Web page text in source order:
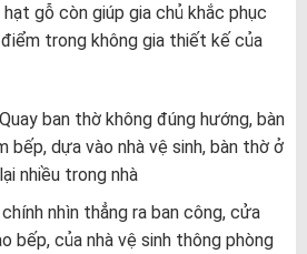
gỗ còn giúp gia chủ khắc phục
trong không gia thiết kế của
ban thờ không đúng hướng, bàn
bếp, dựa vào nhà vệ sinh, bàn thờ ở
nhiều trong nhà
nhìn thẳng ra ban công, cửa
bếp, của nhà vệ sinh thông phòng